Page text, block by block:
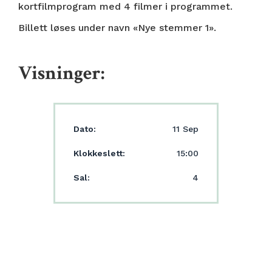
kortfilmprogram med 4 filmer i programmet.
Billett løses under navn «Nye stemmer 1».
Visninger:
Dato: 11 Sep
Klokkeslett: 15:00
Sal: 4